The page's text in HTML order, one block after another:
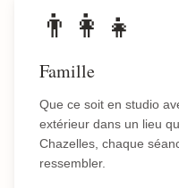
👨‍👩‍👧
Famille
Que ce soit en studio
extérieur dans un lieu
Chazelles, chaque
ressembler.